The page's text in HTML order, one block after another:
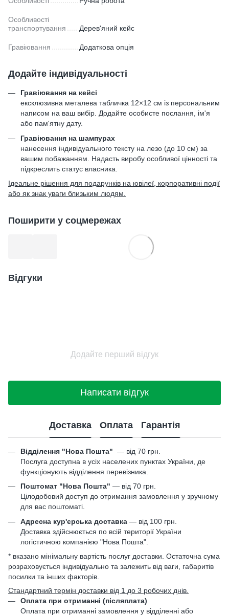
Особливості
транспортування
Дерев'яний кейс
Гравіювання Додаткова опція
Додайте індивідуальності
Гравіювання на кейсі
ексклюзивна металева табличка 12×12 см із персональним
написом на ваш вибір. Додайте особисте послання, ім'я
або пам'ятну дату.
Гравіювання на шампурах
нанесення індивідуального тексту на лезо (до 10 см) за
вашим побажанням. Надасть виробу особливої цінності та
підкреслить статус власника.
Ідеальне рішення для подарунків на ювілеї, корпоративні події
або як знак уваги близьким людям.
Поширити у соцмережах
Відгуки
Додайте перший відгук
Написати відгук
Доставка Оплата Гарантія
Відділення "Нова Пошта" — від 70 грн.
Послуга доступна в усіх населених пунктах України, де
функціонують відділення перевізника.
Поштомат "Нова Пошта" — від 70 грн.
Цілодобовий доступ до отримання замовлення у зручному
для вас поштоматі.
Адресна кур'єрська доставка — від 100 грн.
Доставка здійснюється по всій території України
логістичною компанією "Нова Пошта".
* вказано мінімальну вартість послуг доставки. Остаточна сума
розраховується індивідуально та залежить від ваги, габаритів
посилки та інших факторів.
Стандартний термін доставки від 1 до 3 робочих днів.
Оплата при отриманні (післяплата)
Оплата при отриманні замовлення у відділенні або